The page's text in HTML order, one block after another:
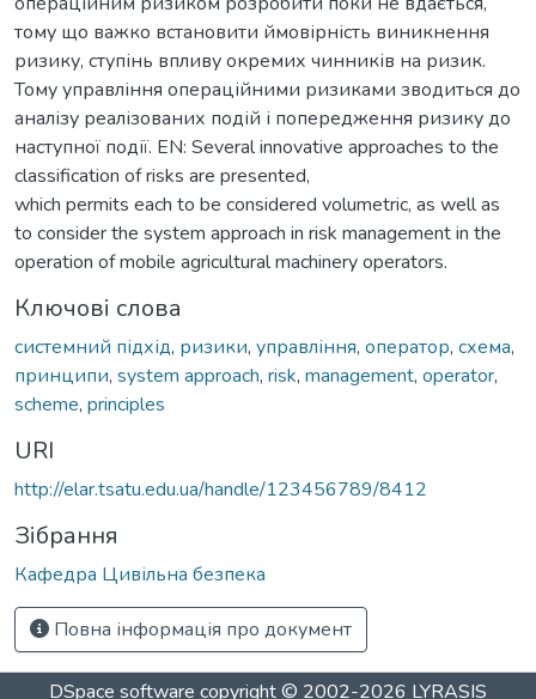
тому що важко встановити ймовірність виникнення
ризику, ступінь впливу окремих чинників на ризик.
Тому управління операційними ризиками зводиться до
аналізу реалізованих подій і попередження ризику до
наступної події. EN: Several innovative approaches to the
classification of risks are presented,
which permits each to be considered volumetric, as well as
to consider the system approach in risk management in the
operation of mobile agricultural machinery operators.
Ключові слова
системний підхід, ризики, управління, оператор, схема,
принципи, system approach, risk, management, operator,
scheme, principles
URI
http://elar.tsatu.edu.ua/handle/123456789/8412
Зібрання
Кафедра Цивільна безпека
Повна інформація про документ
DSpace software copyright © 2002-2026 LYRASIS